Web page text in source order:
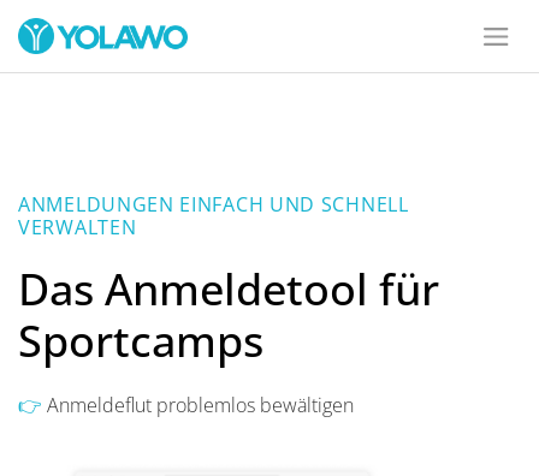
ANMELDUNGEN EINFACH UND SCHNELL
VERWALTEN
Das Anmeldetool für
Sportcamps
👉 Anmeldeflut problemlos bewältigen